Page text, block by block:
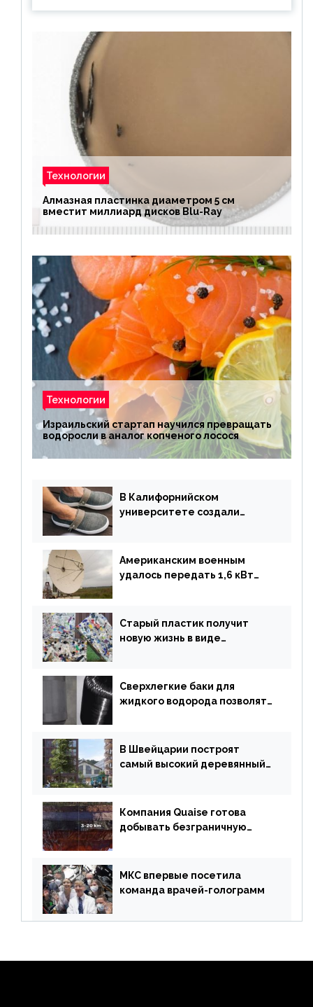
Технологии
Алмазная пластинка диаметром 5 см
вместит миллиард дисков Blu-Ray
Технологии
Израильский стартап научился превращать
водоросли в аналог копченого лосося
В Калифорнийском
университете создали
Американским военным
удалось передать 1,6 кВт
Старый пластик получит
новую жизнь в виде
Сверхлегкие баки для
жидкого водорода позволят
В Швейцарии построят
самый высокий деревянный
Компания Quaise готова
добывать безграничную
МКС впервые посетила
команда врачей-голограмм